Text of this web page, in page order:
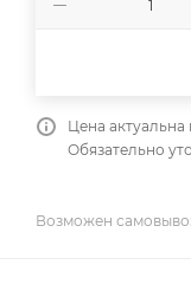
Цена
Обязательно
Возможен